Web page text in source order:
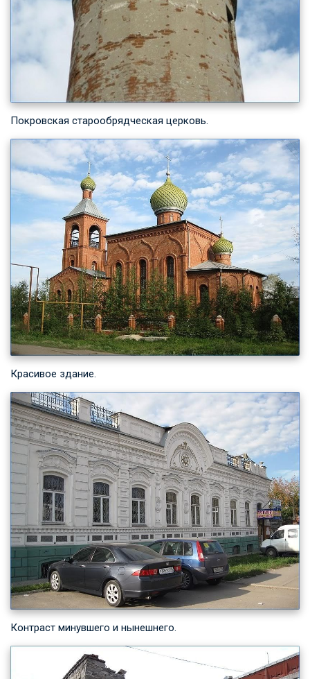
Покровская старообрядческая церковь.
Красивое здание.
Контраст минувшего и нынешнего.